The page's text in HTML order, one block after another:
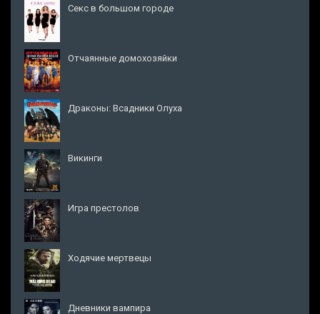
Секс в большом городе
Отчаянные домохозяйки
Драконы: Всадники Олуха
Викинги
Игра престолов
Ходячие мертвецы
Дневники вампира